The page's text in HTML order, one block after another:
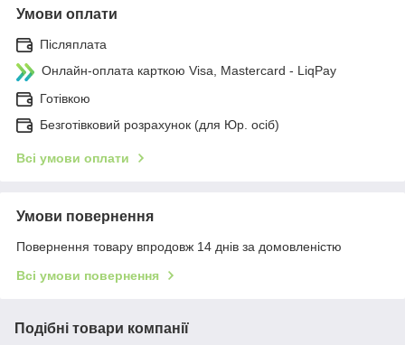
Умови оплати
Післяплата
Онлайн-оплата карткою Visa, Mastercard - LiqPay
Готівкою
Безготівковий розрахунок (для Юр. осіб)
Всі умови оплати
Умови повернення
Повернення товару впродовж 14 днів за домовленістю
Всі умови повернення
Подібні товари компанії